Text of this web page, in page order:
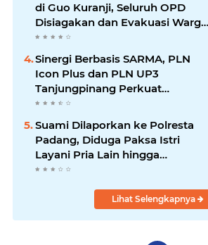
di Guo Kuranji, Seluruh OPD
Disiagakan dan Evakuasi Warga
Dipercepat
Sinergi Berbasis SARMA, PLN
Icon Plus dan PLN UP3
Tanjungpinang Perkuat
Kolaborasi Strategis
Suami Dilaporkan ke Polresta
Padang, Diduga Paksa Istri
Layani Pria Lain hingga
Berulang Kali
Lihat Selengkapnya